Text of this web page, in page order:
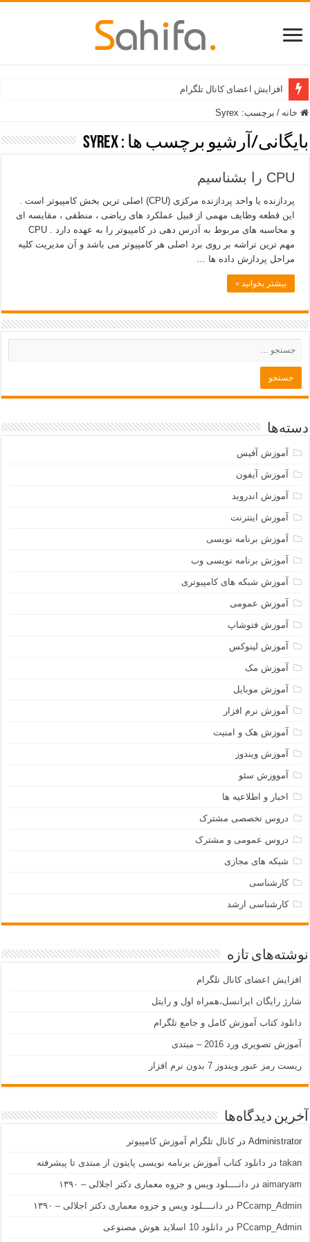
افزایش اعضای کانال تلگرام
خانه / برچسب: Syrex
بایگانی/آرشیو برچسب ها :Syrex
CPU را بشناسیم
پردازنده یا واحد پردازنده مرکزی (CPU) اصلی ترین بخش کامپیوتر است .
این قطعه وظایف مهمی از قبیل عملکرد های ریاضی ، منطقی ، مقایسه ای
و محاسبه های مربوط به آدرس دهی در کامپیوتر را به عهده دارد . CPU
مهم ترین تراشه بر روی برد اصلی هر کامپیوتر می باشد و آن مدیریت کلیه
مراحل پردازش داده ها …
بیشتر بخوانید »
دسته‌ها
آموزش آفیس
آموزش آیفون
آموزش اندروید
آموزش اینترنت
آموزش برنامه نویسی
آموزش برنامه نویسی وب
آموزش شبکه های کامپیوتری
آموزش عمومی
آموزش فتوشاپ
آموزش لینوکس
آموزش مک
آموزش موبایل
آموزش نرم افزار
آموزش هک و امنیت
آموزش ویندوز
آمووزش سئو
اخبار و اطلاعیه ها
دروس تخصصی مشترک
دروس عمومی و مشترک
شبکه های مجازی
کارشناسی
کارشناسی ارشد
نوشته‌های تازه
افزایش اعضای کانال تلگرام
شارژ رایگان ایرانسل،همراه اول و رایتل
دانلود کتاب آموزش کامل و جامع تلگرام
آموزش تصویری ورد 2016 – مبتدی
ریست رمز عبور ویندوز 7 بدون نرم افزار
آخرین دیدگاه‌ها
Administrator درکانال تلگرام آموزش کامپیوتر
takan در دانلود کتاب آموزش برنامه نویسی پایتون از مبتدی تا پیشرفته
aimaryam در دانــــلود ویس و جزوه معماری دکتر اجلالی – ۱۳۹۰
PCcamp_Admin در دانــــلود ویس و جزوه معماری دکتر اجلالی – ۱۳۹۰
PCcamp_Admin در دانلود 10 اسلاید هوش مصنوعی